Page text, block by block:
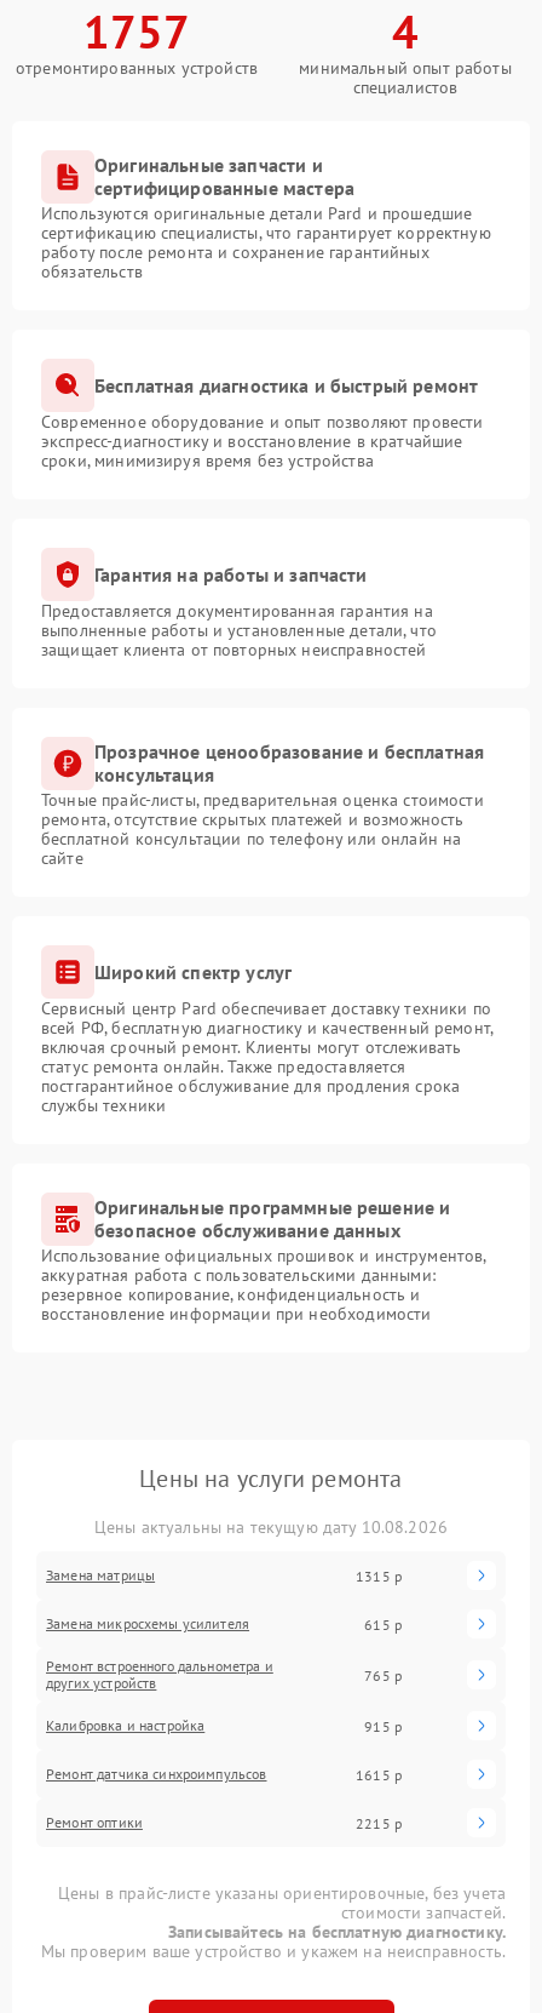
1757
отремонтированных устройств
4
минимальный опыт работы
специалистов
Оригинальные запчасти и
сертифицированные мастера
Используются оригинальные детали Pard и прошедшие
сертификацию специалисты, что гарантирует корректную
работу после ремонта и сохранение гарантийных
обязательств
Бесплатная диагностика и быстрый ремонт
Современное оборудование и опыт позволяют провести
экспресс-диагностику и восстановление в кратчайшие
сроки, минимизируя время без устройства
Гарантия на работы и запчасти
Предоставляется документированная гарантия на
выполненные работы и установленные детали, что
защищает клиента от повторных неисправностей
Прозрачное ценообразование и бесплатная
консультация
Точные прайс-листы, предварительная оценка стоимости
ремонта, отсутствие скрытых платежей и возможность
бесплатной консультации по телефону или онлайн на
сайте
Широкий спектр услуг
Сервисный центр Pard обеспечивает доставку техники по
всей РФ, бесплатную диагностику и качественный ремонт,
включая срочный ремонт. Клиенты могут отслеживать
статус ремонта онлайн. Также предоставляется
постгарантийное обслуживание для продления срока
службы техники
Оригинальные программные решение и
безопасное обслуживание данных
Использование официальных прошивок и инструментов,
аккуратная работа с пользовательскими данными:
резервное копирование, конфиденциальность и
восстановление информации при необходимости
Цены на услуги ремонта
Цены актуальны на текущую дату 10.08.2026
Замена матрицы 1315 р
Замена микросхемы усилителя 615 р
Ремонт встроенного дальнометра и
других устройств
765 р
Калибровка и настройка 915 р
Ремонт датчика синхроимпульсов 1615 р
Ремонт оптики 2215 р
Цены в прайс-листе указаны ориентировочные, без учета
стоимости запчастей.
Записывайтесь на бесплатную диагностику.
Мы проверим ваше устройство и укажем на неисправность.